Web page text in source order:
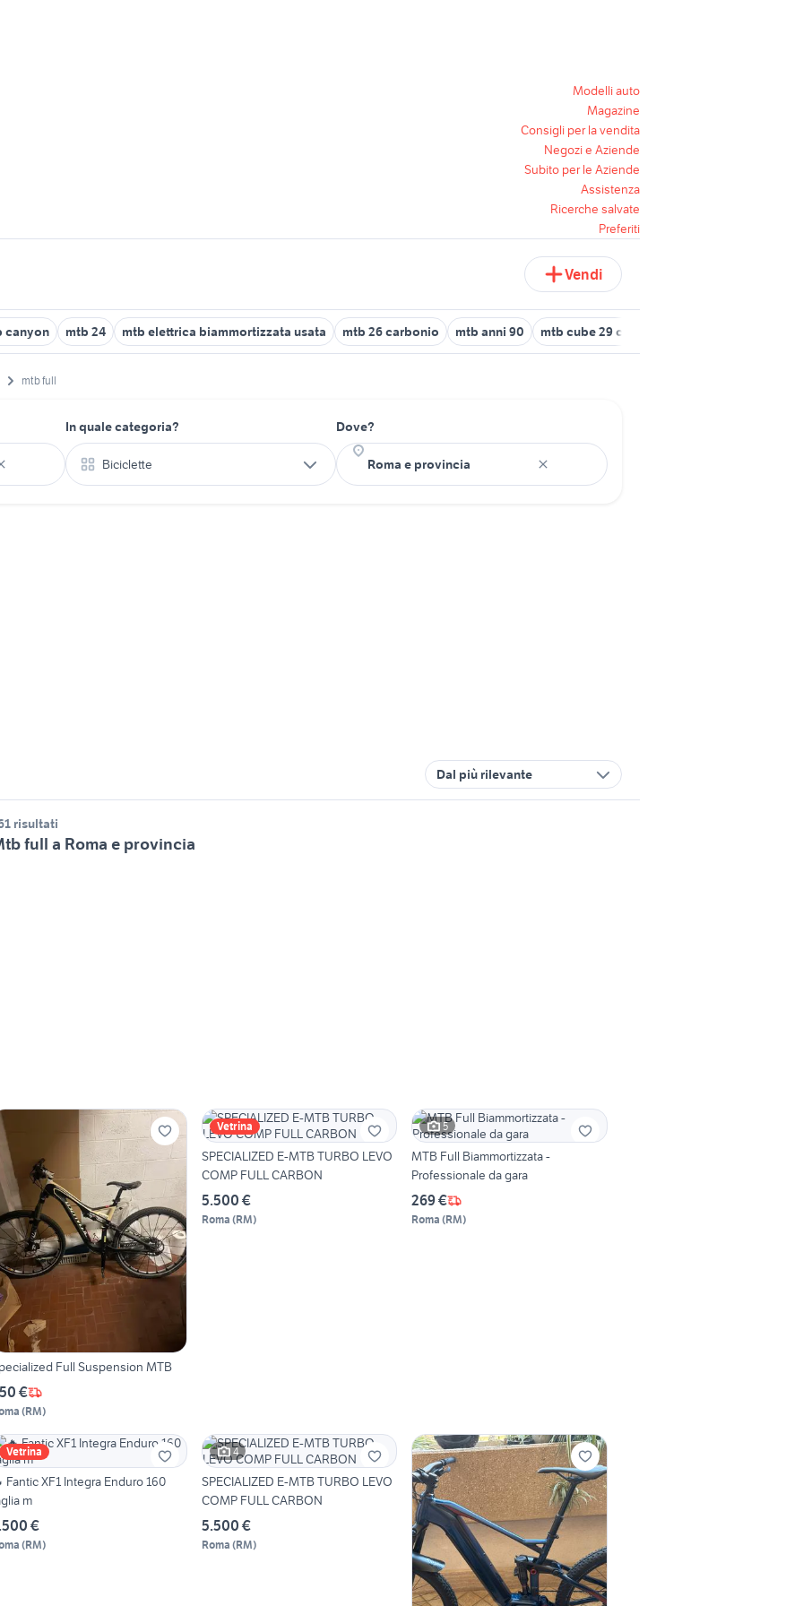
Modelli auto
Magazine
Consigli per la vendita
Negozi e Aziende
Subito per le Aziende
Assistenza
Ricerche salvate
Preferiti
Vendi
canyon mtb 24 mtb elettrica biammortizzata usata mtb 26 carbonio mtb anni 90 mtb cube 29 carbonio
mtb full
In quale categoria?
Biciclette
Dove?
Dal più rilevante
risultati
full a Roma e provincia
Full Suspension MTB
€
(RM)
Vetrina
SPECIALIZED E-MTB TURBO LEVO
COMP FULL CARBON
5.500 €
Roma (RM)
5
MTB Full Biammortizzata -
Professionale da gara
269 €
Roma (RM)
Vetrina
Fantic XF1 Integra Enduro 160
m
€
(RM)
4
SPECIALIZED E-MTB TURBO LEVO
COMP FULL CARBON
5.500 €
Roma (RM)